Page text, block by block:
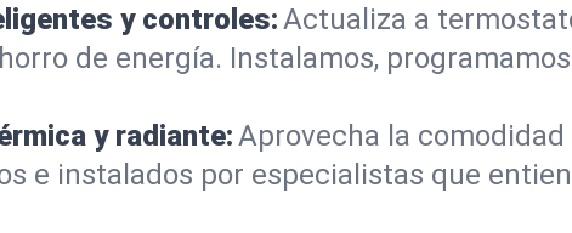
y controles:Actualiza a
de energía. Instalamos,
y radiante:Aprovecha la
e instalados por especialistas que